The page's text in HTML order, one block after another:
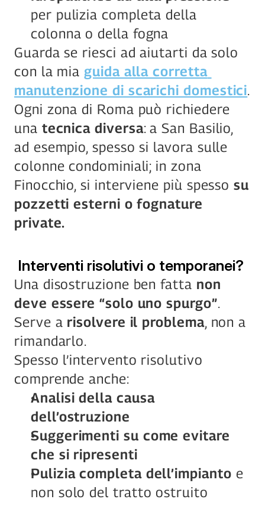
per pulizia completa della
colonna o della fogna
Guarda se riesci ad aiutarti da solo
con la mia guida alla corretta
manutenzione di scarichi domestici.
Ogni zona di Roma può richiedere
una tecnica diversa: a San Basilio,
ad esempio, spesso si lavora sulle
colonne condominiali; in zona
Finocchio, si interviene più spesso su
pozzetti esterni o fognature
private.
Interventi risolutivi o temporanei?
Una disostruzione ben fatta non
deve essere “solo uno spurgo”.
Serve a risolvere il problema, non a
rimandarlo.
Spesso l’intervento risolutivo
comprende anche:
Analisi della causa
dell’ostruzione
Suggerimenti su come evitare
che si ripresenti
Pulizia completa dell’impianto e
non solo del tratto ostruito